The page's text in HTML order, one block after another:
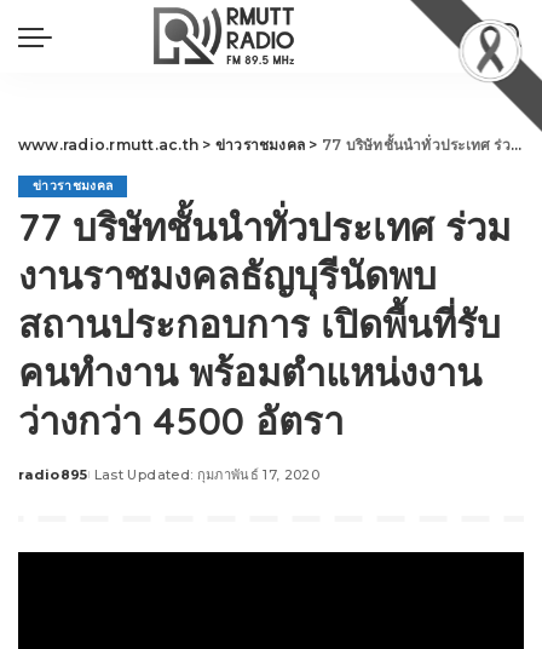
www.radio.rmutt.ac.th > ข่าวราชมงคล > 77 บริษัทชั้นนำทั่วประเทศ ร่วมงานราชมงคลธัญบุรีนัดพบสถานประกอบการ เปิดพื้นที่รับคนทำงาน พร้อมตำแหน่งงานว่างกว่า 4500 อัตรา
ข่าวราชมงคล
77 บริษัทชั้นนำทั่วประเทศ ร่วม
งานราชมงคลธัญบุรีนัดพบ
สถานประกอบการ เปิดพื้นที่รับ
คนทำงาน พร้อมตำแหน่งงาน
ว่างกว่า 4500 อัตรา
Posted
radio895 Last Updated: กุมภาพันธ์ 17, 2020